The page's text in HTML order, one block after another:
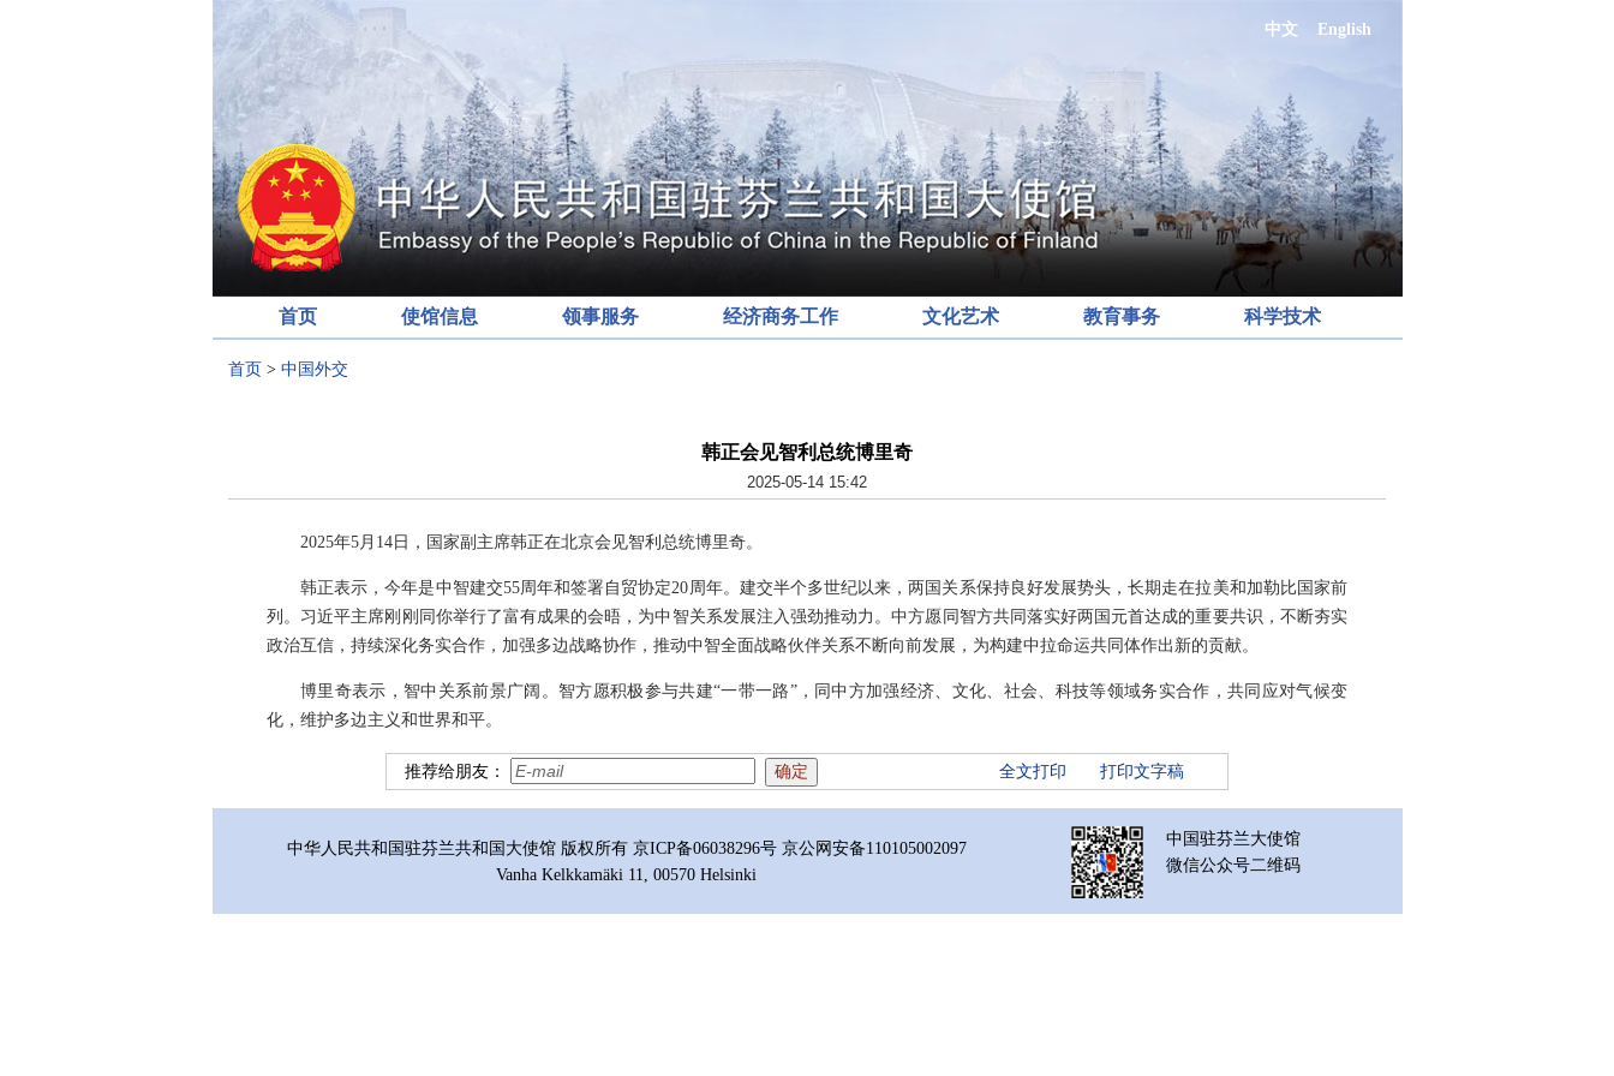
中文 English
首页 使馆信息 领事服务 经济商务工作 文化艺术 教育事务 科学技术
首页 > 中国外交
韩正会见智利总统博里奇
2025-05-14 15:42
2025年5月14日，国家副主席韩正在北京会见智利总统博里奇。
韩正表示，今年是中智建交55周年和签署自贸协定20周年。建交半个多世纪以来，两国关系保持良好发展势头，长期走在拉美和加勒比国家前
列。习近平主席刚刚同你举行了富有成果的会晤，为中智关系发展注入强劲推动力。中方愿同智方共同落实好两国元首达成的重要共识，不断夯实
政治互信，持续深化务实合作，加强多边战略协作，推动中智全面战略伙伴关系不断向前发展，为构建中拉命运共同体作出新的贡献。
博里奇表示，智中关系前景广阔。智方愿积极参与共建“一带一路”，同中方加强经济、文化、社会、科技等领域务实合作，共同应对气候变
化，维护多边主义和世界和平。
推荐给朋友： 全文打印 打印文字稿
中华人民共和国驻芬兰共和国大使馆 版权所有 京ICP备06038296号 京公网安备110105002097
Vanha Kelkkamäki 11, 00570 Helsinki
中国驻芬兰大使馆
微信公众号二维码